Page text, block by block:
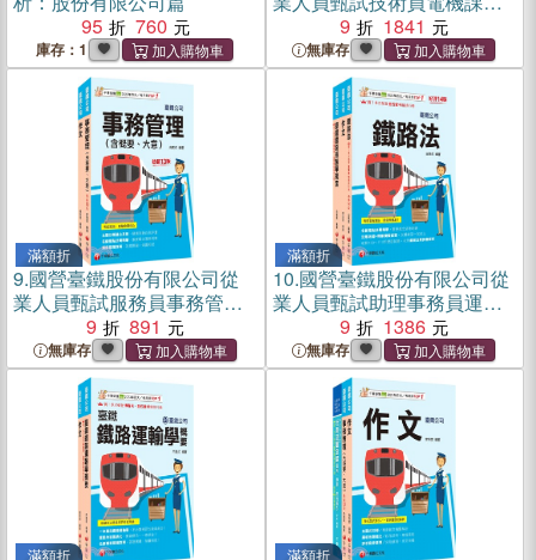
95
760
庫存：1
版套書（共四冊）
9 1841
無庫存
滿額折
9.國營臺鐵股份有限公司從
業人員甄試服務員事務管理
課文版套書（共二冊）
9 891
無庫存
滿額折
10.國營臺鐵股份有限公司從
業人員甄試助理事務員運務
課文版套書（共三冊）
9 1386
無庫存
滿額折 滿額折